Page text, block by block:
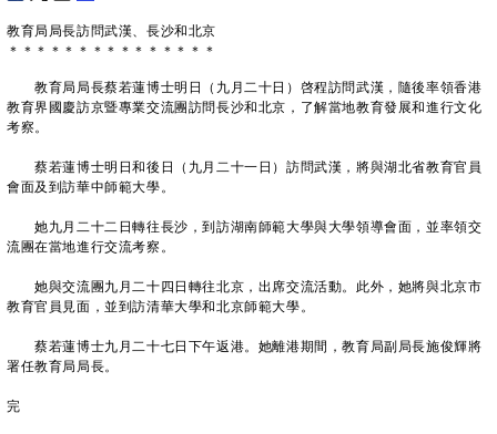
教育局局長訪問武漢、長沙和北京
＊ ＊ ＊ ＊ ＊ ＊ ＊ ＊ ＊ ＊ ＊ ＊ ＊ ＊ ＊
教育局局長蔡若蓮博士明日（九月二十日）啓程訪問武漢，隨後率領香港
教育界國慶訪京暨專業交流團訪問長沙和北京，了解當地教育發展和進行文化
考察。
蔡若蓮博士明日和後日（九月二十一日）訪問武漢，將與湖北省教育官員
會面及到訪華中師範大學。
她九月二十二日轉往長沙，到訪湖南師範大學與大學領導會面，並率領交
流團在當地進行交流考察。
她與交流團九月二十四日轉往北京，出席交流活動。此外，她將與北京市
教育官員見面，並到訪清華大學和北京師範大學。
蔡若蓮博士九月二十七日下午返港。她離港期間，教育局副局長施俊輝將
署任教育局局長。
完